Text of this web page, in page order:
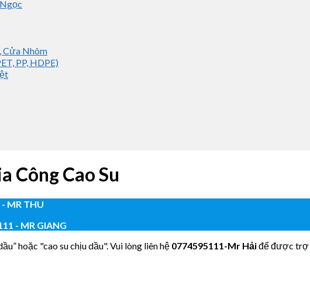
Cửa Nhôm
PP, HDPE)
Công Cao Su
MR THU
- MR GIANG
hoặc "cao su chịu dầu". Vui lòng liên hệ 0774595111-Mr Hảiđể được trợ